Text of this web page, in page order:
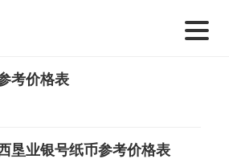
行情
考价格表
垦业银号纸币参考价格表